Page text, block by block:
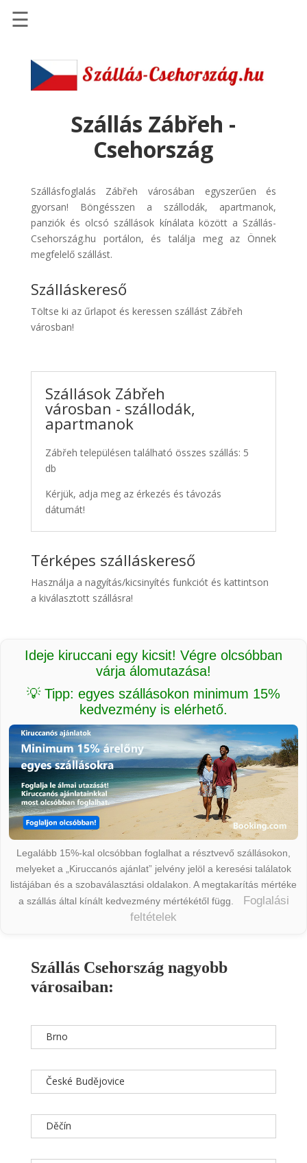
Szállások
Szállásinfo.eu
pénzvisszatérítéssel
Discover
Cars
Transzfer
Kiwi
Taxi
☰
Szállás Zábřeh -
Csehország
Szállásfoglalás Zábřeh városában egyszerűen és
gyorsan! Böngésszen a szállodák, apartmanok,
panziók és olcsó szállások kínálata között a Szállás-
Csehország.hu portálon, és találja meg az Önnek
megfelelő szállást.
Szálláskereső
Töltse ki az űrlapot és keressen szállást Zábřeh
városban!
Szállások Zábřeh
városban - szállodák,
apartmanok
Zábřeh településen található összes szállás: 5
db
Kérjük, adja meg az érkezés és távozás
dátumát!
Térképes szálláskereső
Használja a nagyítás/kicsinyítés funkciót és kattintson
a kiválasztott szállásra!
Ideje kiruccani egy kicsit! Végre olcsóbban
várja álomutazása!
💡 Tipp: egyes szállásokon minimum 15%
kedvezmény is elérhető.
Legalább 15%-kal olcsóbban foglalhat a résztvevő szállásokon,
melyeket a „Kiruccanós ajánlat” jelvény jelöl a keresési találatok
listájában és a szobaválasztási oldalakon. A megtakarítás mértéke
a szállás által kínált kedvezmény mértékétől függ.
Foglalási
feltételek
Szállás Csehország nagyobb
városaiban:
Brno
České Budějovice
Děčín